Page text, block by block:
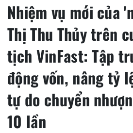
Nhiệm vụ mới của
Thị Thu Thủy trên
tịch VinFast: Tập
động vốn, nâng tỷ
tự do chuyển
10 lần